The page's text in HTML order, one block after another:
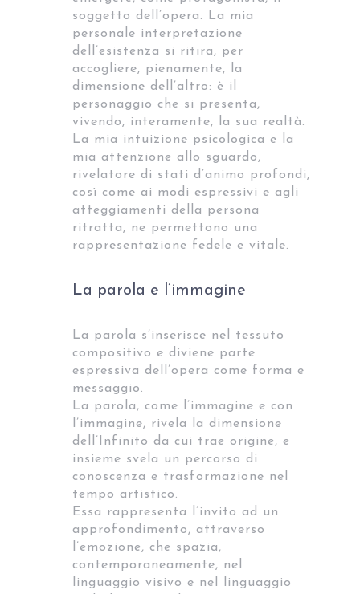
soggetto dell’opera. La mia
personale interpretazione
dell’esistenza si ritira, per
accogliere, pienamente, la
dimensione dell’altro: è il
personaggio che si presenta,
vivendo, interamente, la sua realtà.
La mia intuizione psicologica e la
mia attenzione allo sguardo,
rivelatore di stati d’animo profondi,
così come ai modi espressivi e agli
atteggiamenti della persona
ritratta, ne permettono una
rappresentazione fedele e vitale.
La parola e l’immagine
La parola s’inserisce nel tessuto
compositivo e diviene parte
espressiva dell’opera come forma e
messaggio.
La parola, come l’immagine e con
l’immagine, rivela la dimensione
dell’Infinito da cui trae origine, e
insieme svela un percorso di
conoscenza e trasformazione nel
tempo artistico.
Essa rappresenta l’invito ad un
approfondimento, attraverso
l’emozione, che spazia,
contemporaneamente, nel
linguaggio visivo e nel linguaggio